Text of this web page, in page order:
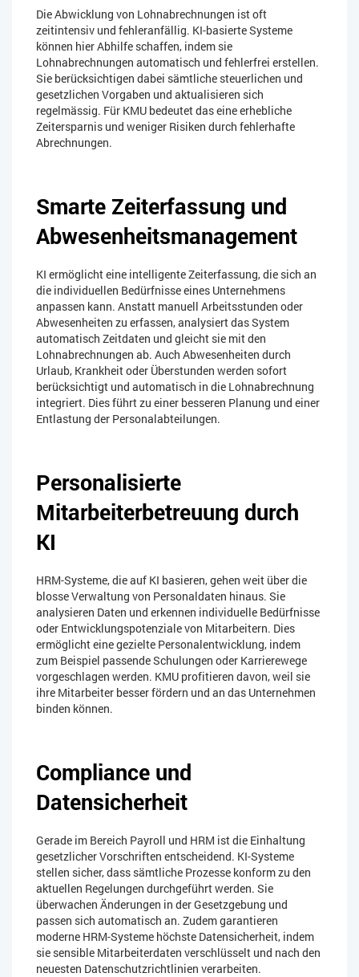
Die Abwicklung von Lohnabrechnungen ist oft
zeitintensiv und fehleranfällig. KI-basierte Systeme
können hier Abhilfe schaffen, indem sie
Lohnabrechnungen automatisch und fehlerfrei erstellen.
Sie berücksichtigen dabei sämtliche steuerlichen und
gesetzlichen Vorgaben und aktualisieren sich
regelmässig. Für KMU bedeutet das eine erhebliche
Zeitersparnis und weniger Risiken durch fehlerhafte
Abrechnungen.
Smarte Zeiterfassung und
Abwesenheitsmanagement
KI ermöglicht eine intelligente Zeiterfassung, die sich an
die individuellen Bedürfnisse eines Unternehmens
anpassen kann. Anstatt manuell Arbeitsstunden oder
Abwesenheiten zu erfassen, analysiert das System
automatisch Zeitdaten und gleicht sie mit den
Lohnabrechnungen ab. Auch Abwesenheiten durch
Urlaub, Krankheit oder Überstunden werden sofort
berücksichtigt und automatisch in die Lohnabrechnung
integriert. Dies führt zu einer besseren Planung und einer
Entlastung der Personalabteilungen.
Personalisierte
Mitarbeiterbetreuung durch
KI
HRM-Systeme, die auf KI basieren, gehen weit über die
blosse Verwaltung von Personaldaten hinaus. Sie
analysieren Daten und erkennen individuelle Bedürfnisse
oder Entwicklungspotenziale von Mitarbeitern. Dies
ermöglicht eine gezielte Personalentwicklung, indem
zum Beispiel passende Schulungen oder Karrierewege
vorgeschlagen werden. KMU profitieren davon, weil sie
ihre Mitarbeiter besser fördern und an das Unternehmen
binden können.
Compliance und
Datensicherheit
Gerade im Bereich Payroll und HRM ist die Einhaltung
gesetzlicher Vorschriften entscheidend. KI-Systeme
stellen sicher, dass sämtliche Prozesse konform zu den
aktuellen Regelungen durchgeführt werden. Sie
überwachen Änderungen in der Gesetzgebung und
passen sich automatisch an. Zudem garantieren
moderne HRM-Systeme höchste Datensicherheit, indem
sie sensible Mitarbeiterdaten verschlüsselt und nach den
neuesten Datenschutzrichtlinien verarbeiten.